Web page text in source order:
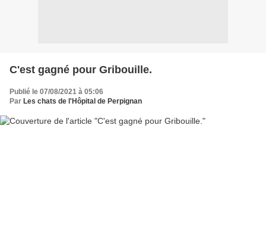
C'est gagné pour Gribouille.
Publié le 07/08/2021 à 05:06
Par Les chats de l'Hôpital de Perpignan